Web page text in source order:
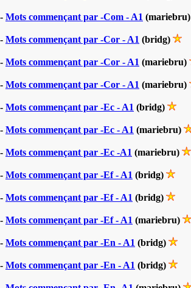
- Mots commençant par -Com - A1 (mariebru)
- Mots commençant par -Cor - A1 (bridg)
- Mots commençant par -Cor - A1 (mariebru)
- Mots commençant par -Cor - A1 (mariebru)
- Mots commençant par -Ec - A1 (bridg)
- Mots commençant par -Ec - A1 (mariebru)
- Mots commençant par -Ec -A1 (mariebru)
- Mots commençant par -Ef - A1 (bridg)
- Mots commençant par -Ef - A1 (bridg)
- Mots commençant par -Ef - A1 (mariebru)
- Mots commençant par -En - A1 (bridg)
- Mots commençant par -En - A1 (bridg)